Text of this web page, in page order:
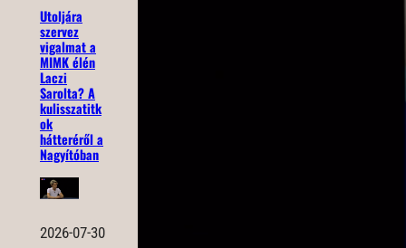
Utoljára
szervez
vigalmat a
MIMK élén
Laczi
Sarolta? A
kulisszatitk
ok
hátteréről a
Nagyítóban
2026-07-30